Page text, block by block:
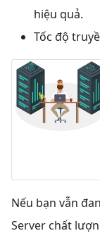
hiệu quả.
Tốc độ
Nếu bạn vẫn
Server chất